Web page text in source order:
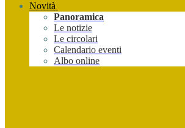
Novità
Panoramica
Le notizie
Le circolari
Calendario eventi
Albo online